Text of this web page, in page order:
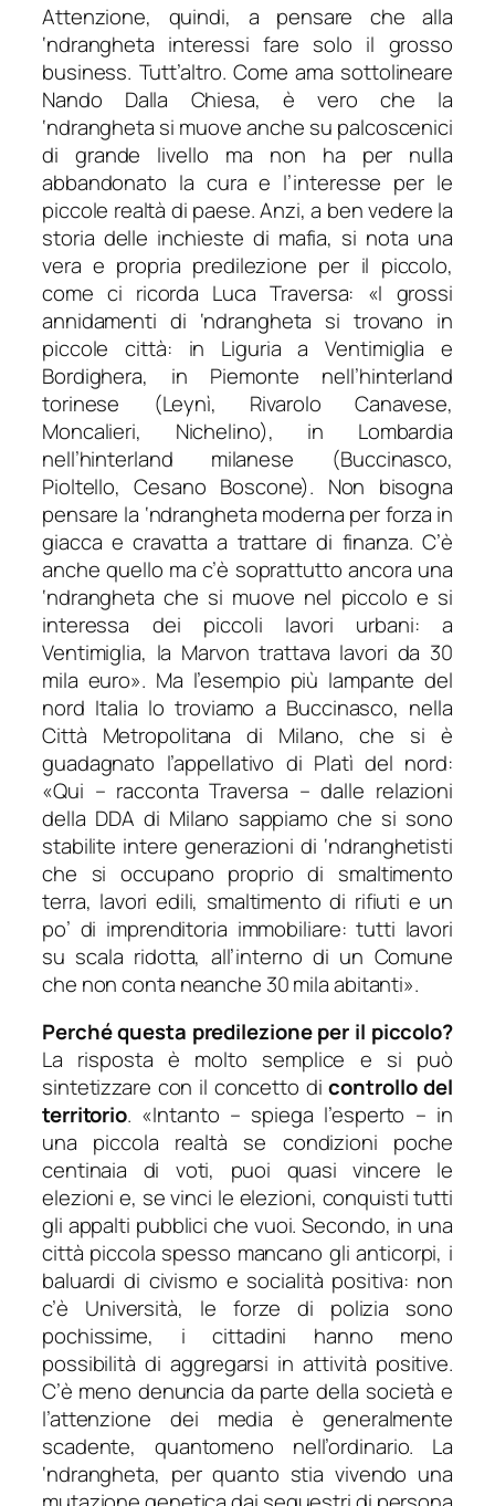
Attenzione, quindi, a pensare che alla
‘ndrangheta interessi fare solo il grosso
business. Tutt’altro. Come ama sottolineare
Nando Dalla Chiesa, è vero che la
‘ndrangheta si muove anche su palcoscenici
di grande livello ma non ha per nulla
abbandonato la cura e l’interesse per le
piccole realtà di paese. Anzi, a ben vedere la
storia delle inchieste di mafia, si nota una
vera e propria predilezione per il piccolo,
come ci ricorda Luca Traversa: «I grossi
annidamenti di ‘ndrangheta si trovano in
piccole città: in Liguria a Ventimiglia e
Bordighera, in Piemonte nell’hinterland
torinese (Leynì, Rivarolo Canavese,
Moncalieri, Nichelino), in Lombardia
nell’hinterland milanese (Buccinasco,
Pioltello, Cesano Boscone). Non bisogna
pensare la ‘ndrangheta moderna per forza in
giacca e cravatta a trattare di finanza. C’è
anche quello ma c’è soprattutto ancora una
‘ndrangheta che si muove nel piccolo e si
interessa dei piccoli lavori urbani: a
Ventimiglia, la Marvon trattava lavori da 30
mila euro». Ma l’esempio più lampante del
nord Italia lo troviamo a Buccinasco, nella
Città Metropolitana di Milano, che si è
guadagnato l’appellativo di Platì del nord:
«Qui – racconta Traversa –dalle relazioni
della DDA di Milano sappiamo che si sono
stabilite intere generazioni di ‘ndranghetisti
che si occupano proprio di smaltimento
terra, lavori edili, smaltimento di rifiuti e un
po’ di imprenditoria immobiliare: tutti lavori
su scala ridotta, all’interno di un Comune
che non conta neanche 30 mila abitanti».
Perché questa predilezione per il piccolo?
La risposta è molto semplice e si può
sintetizzare con il concetto dicontrollo del
territorio. «Intanto – spiega l’esperto – in
una piccola realtà se condizioni poche
centinaia di voti, puoi quasi vincere le
elezioni e, se vinci le elezioni, conquisti tutti
gli appalti pubblici che vuoi. Secondo, in una
città piccola spesso mancano gli anticorpi, i
baluardi di civismo e socialità positiva: non
c’è Università, le forze di polizia sono
pochissime, i cittadini hanno meno
possibilità di aggregarsi in attività positive.
C’è meno denuncia da parte della società e
l’attenzione dei media è generalmente
scadente, quantomeno nell’ordinario. La
‘ndrangheta, per quanto stia vivendo una